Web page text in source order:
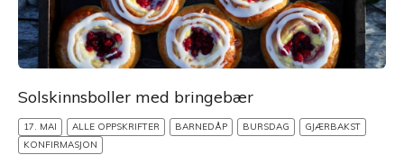
Solskinnsboller med bringebær
17. MAI ALLE OPPSKRIFTER BARNEDÅP BURSDAG
GJÆRBAKST
KONFIRMASJON